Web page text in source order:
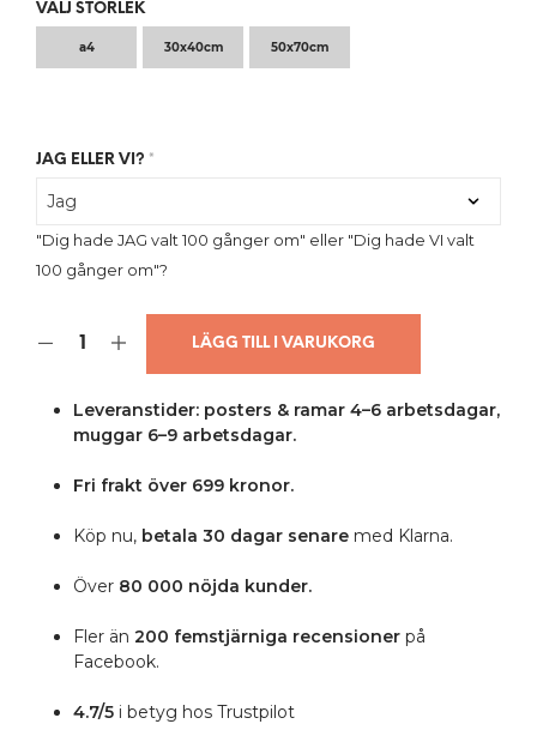
VÄLJ STORLEK
a4 30x40cm 50x70cm
JAG ELLER VI? *
"Dig hade JAG valt 100 gånger om" eller "Dig hade VI valt
100 gånger om"?
LÄGG TILL I VARUKORG
Leveranstider: posters & ramar 4–6 arbetsdagar,
muggar 6–9 arbetsdagar.
Fri frakt över 699 kronor.
Köp nu,betala 30 dagar senaremed Klarna.
Över 80 000 nöjda kunder.
Fler än 200 femstjärniga recensionerpå
Facebook.
4.7/5i betyg hos Trustpilot